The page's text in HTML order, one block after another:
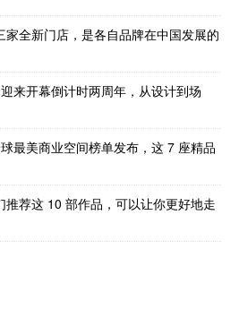
家全新门店，是各自品牌在中国发展的
来开幕倒计时两周年，从设计到场
最美商业空间榜单发布，这 7 座精品
推荐这 10 部作品，可以让你更好地走